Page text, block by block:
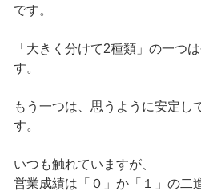
です。
「大きく分けて2種類」の一つ
す。
もう一つは、思うように安定し
す。
いつも触れていますが、
営業成績は「０」か「１」の二